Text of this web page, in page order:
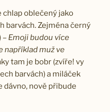
chlap oblečený jako
barvách. Zejména černý
– Emoji budou více
například muž ve
tam je bobr (zvíře! vy
barvách) a miláček
dávno, nově přibude